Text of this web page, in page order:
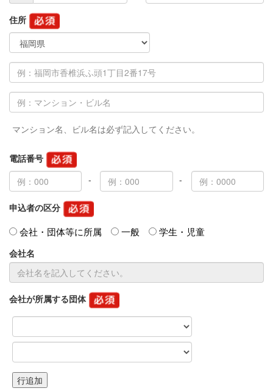
住所
マンション名、ビル名は必ず記入してください。
電話番号
申込者の区分
会社・団体等に所属 一般 学生・児童
会社名
会社が所属する団体